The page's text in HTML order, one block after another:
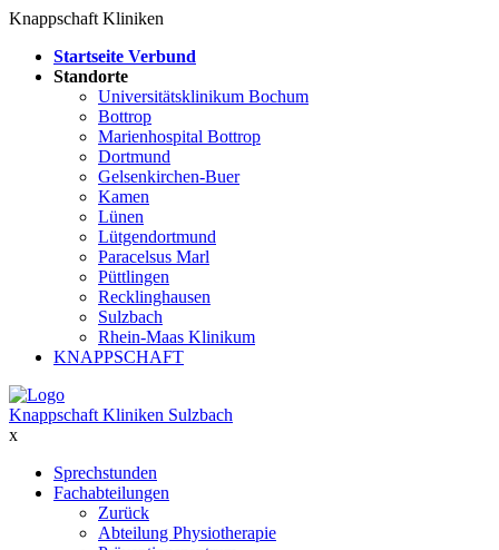
Knappschaft Kliniken
Startseite Verbund
Standorte
Universitätsklinikum Bochum
Bottrop
Marienhospital Bottrop
Dortmund
Gelsenkirchen-Buer
Kamen
Lünen
Lütgendortmund
Paracelsus Marl
Püttlingen
Recklinghausen
Sulzbach
Rhein-Maas Klinikum
KNAPPSCHAFT
Knappschaft Kliniken Sulzbach
x
Sprechstunden
Fachabteilungen
Zurück
Abteilung Physiotherapie